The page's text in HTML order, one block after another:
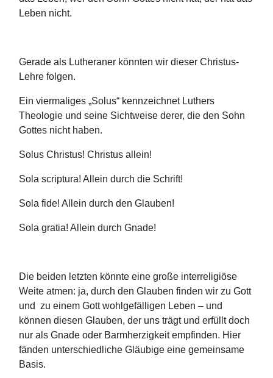
Leben nicht.
Gerade als Lutheraner könnten wir dieser Christus-
Lehre folgen.
Ein viermaliges „Solus“ kennzeichnet Luthers
Theologie und seine Sichtweise derer, die den Sohn
Gottes nicht haben.
Solus Christus! Christus allein!
Sola scriptura! Allein durch die Schrift!
Sola fide! Allein durch den Glauben!
Sola gratia! Allein durch Gnade!
Die beiden letzten könnte eine große interreligiöse
Weite atmen: ja, durch den Glauben finden wir zu Gott
und zu einem Gott wohlgefälligen Leben – und
können diesen Glauben, der uns trägt und erfüllt doch
nur als Gnade oder Barmherzigkeit empfinden. Hier
fänden unterschiedliche Gläubige eine gemeinsame
Basis.